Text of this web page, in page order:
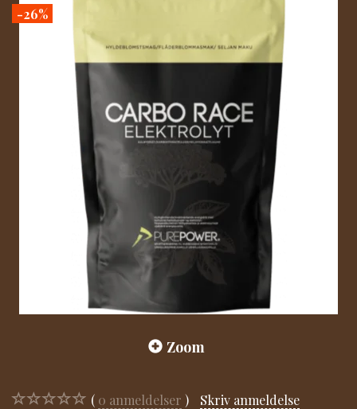
-26%
Zoom
0 anmeldelser Skriv anmeldelse